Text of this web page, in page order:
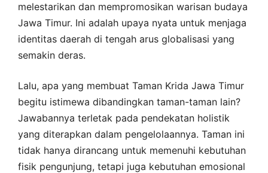
melestarikan dan mempromosikan warisan budaya
Jawa Timur. Ini adalah upaya nyata untuk menjaga
identitas daerah di tengah arus globalisasi yang
semakin deras.
Lalu, apa yang membuat Taman Krida Jawa Timur
begitu istimewa dibandingkan taman-taman lain?
Jawabannya terletak pada pendekatan holistik
yang diterapkan dalam pengelolaannya. Taman ini
tidak hanya dirancang untuk memenuhi kebutuhan
fisik pengunjung, tetapi juga kebutuhan emosional